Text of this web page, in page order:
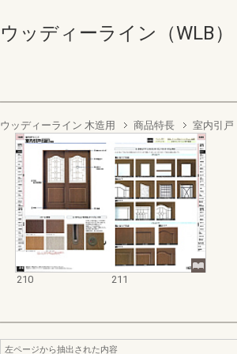
ウッディーライン（WLB
ウッディーライン 木造用 商品特長 室内引戸
210 211
左ページから抽出された内容